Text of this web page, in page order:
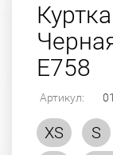
Е758
Артикул:
XS S